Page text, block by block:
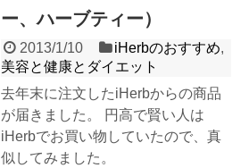
ー、ハーブティー）
2013/1/10 iHerbのおすすめ,
美容と健康とダイエット
去年末に注文したiHerbからの商品
が届きました。 円高で賢い人は
iHerbでお買い物していたので、真
似してみました。